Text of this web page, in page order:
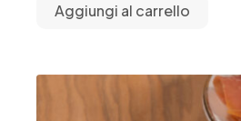
Aggiungi al carrello